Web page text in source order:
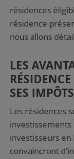
résidences
résidence
nous allons
LES
SES IMPÔTS
Les résidences
investisseurs en
convaincront